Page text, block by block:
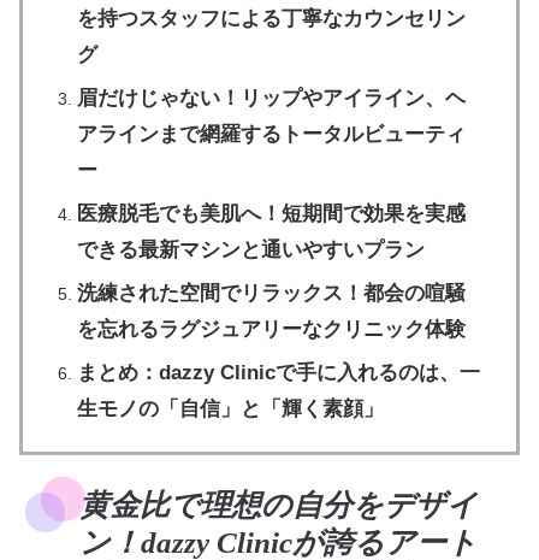
を持つスタッフによる丁寧なカウンセリン
グ
眉だけじゃない！リップやアイライン、ヘ
アラインまで網羅するトータルビューティ
ー
医療脱毛でも美肌へ！短期間で効果を実感
できる最新マシンと通いやすいプラン
洗練された空間でリラックス！都会の喧騒
を忘れるラグジュアリーなクリニック体験
まとめ：dazzy Clinicで手に入れるのは、一
生モノの「自信」と「輝く素顔」
黄金比で理想の自分をデザイ
ン！dazzy Clinicが誇るアート